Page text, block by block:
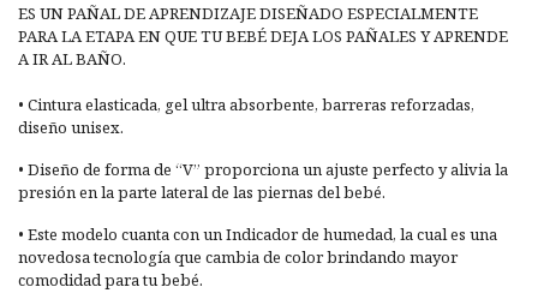
ES UN PAÑAL DE APRENDIZAJE DISEÑADO ESPECIALMENTE
PARA LA ETAPA EN QUE TU BEBÉ DEJA LOS PAÑALES Y APRENDE
A IR AL BAÑO.
• Cintura elasticada, gel ultra absorbente, barreras reforzadas,
diseño unisex.
• Diseño de forma de “V” proporciona un ajuste perfecto y alivia la
presión en la parte lateral de las piernas del bebé.
• Este modelo cuanta con un Indicador de humedad, la cual es una
novedosa tecnología que cambia de color brindando mayor
comodidad para tu bebé.